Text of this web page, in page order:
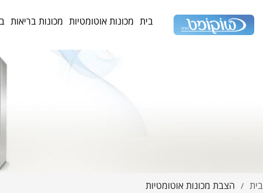
בית מכונות אוטומטיות מכונות בריאות
בית / הצבת מכונות אוטומטיות